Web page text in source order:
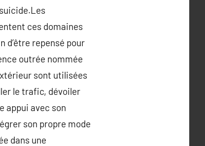
ces domaines
d’être repensé pour
outrée nommée
sont utilisées
le trafic, dévoiler
appui avec son
son propre mode
dans une